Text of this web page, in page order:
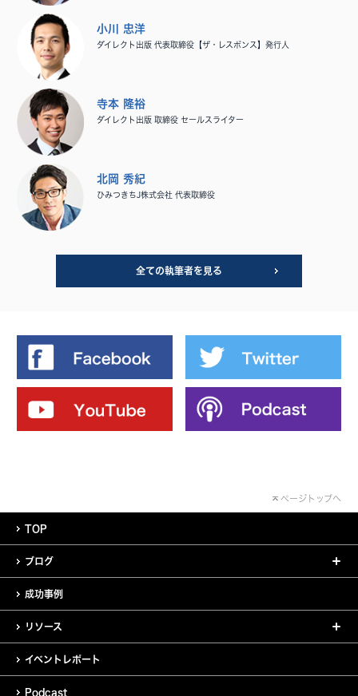
小川 忠洋
ダイレクト出版 代表取締役【ザ・レスポンス】発行人
寺本 隆裕
ダイレクト出版 取締役 セールスライター
北岡 秀紀
ひみつきちJ株式会社 代表取締役
全ての執筆者を見る
ページトップへ
TOP
ブログ
成功事例
リソース
イベントレポート
Podcast